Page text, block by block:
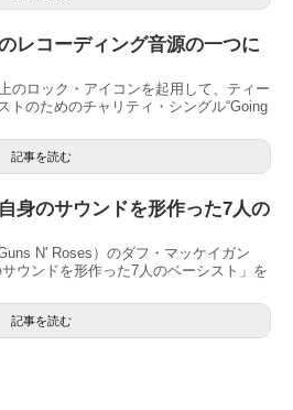
レコーディング音源の一つに
のロック・アイコンを起用して、ティー
トのためのチャリティ・シングル“Going
記事を読む
身のサウンドを形作った7人の
N' Roses）のダフ・マッケイガン
ウンドを形作った7人のベーシスト」を
記事を読む